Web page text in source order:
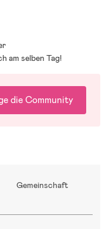
am selben Tag!
die Community
Gemeinschaft